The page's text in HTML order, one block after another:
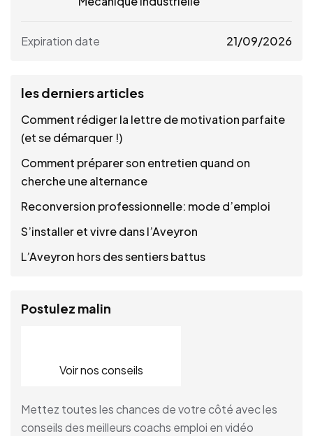
Expiration date 21/09/2026
les derniers articles
Comment rédiger la lettre de motivation parfaite
(et se démarquer !)
Comment préparer son entretien quand on
cherche une alternance
Reconversion professionnelle: mode d’emploi
S’installer et vivre dans l’Aveyron
L’Aveyron hors des sentiers battus
Postulez malin
Voir nos conseils
Mettez toutes les chances de votre côté avec les
conseils des meilleurs coachs emploi en vidéo